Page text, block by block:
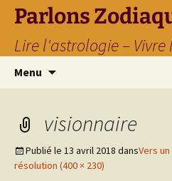
Parlons
Lire l'astrologie –
Menu
visionnaire
Publié le 13 avril 2018 dansVers
résolution (400 × 230)